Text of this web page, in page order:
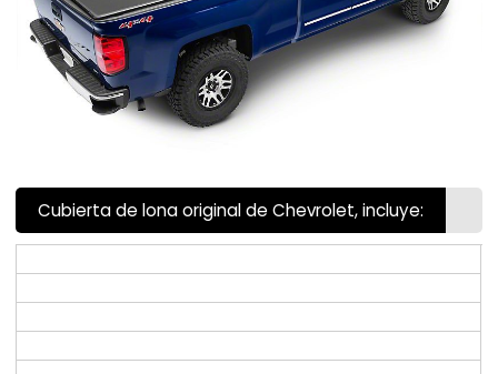
Cubierta de lona original de Chevrolet, incluye: